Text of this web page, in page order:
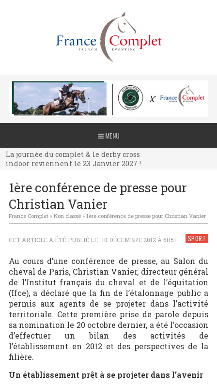
MENU
La journée du complet & le derby cross
indoor reviennent le 23 Janvier 2027 !
La journée du complet & le derby cross
indoor reviennent le 23 Janvier 2027 !
indoor reviennent le 23 Janvier 2027 !
1ère conférence de presse pour
Christian Vanier
France Complet» Non classé» 1ère conférence de presse pour Christian Vanier
SPORT
CET ARTICLE A ÉTÉ PUBLIÉ LE : 10 DÉCEMBRE 2012 À 6H51
Au cours d’une conférence de presse, au Salon du
cheval de Paris, Christian Vanier, directeur général
de l’Institut français du cheval et de l’équitation
(Ifce), a déclaré que la fin de l’étalonnage public a
permis aux agents de se projeter dans l’activité
territoriale. Cette première prise de parole depuis
sa nomination le 20 octobre dernier, a été l’occasion
d’effectuer un bilan des activités de
l’établissement en 2012 et des perspectives de la
filière.
Un établissement prêt à se projeter dans l’avenir